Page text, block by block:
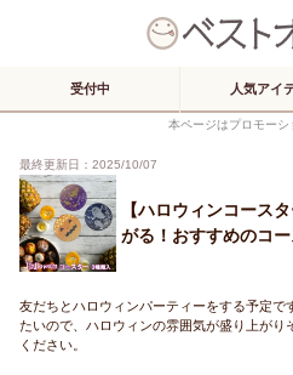
受付中 人気アイ
本ページはプロモーシ
最終更新日：2025/10/07
【ハロウィンコース
がる！おすすめのコー
友だちとハロウィンパーティーをする予定で
たいので、ハロウィンの雰囲気が盛り上がり
ください。